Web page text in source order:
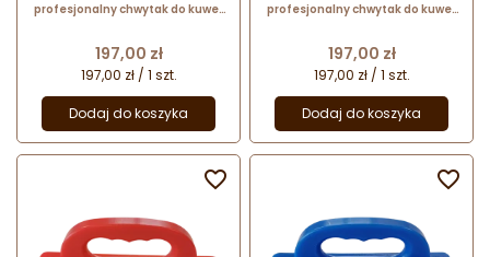
profesjonalny chwytak do kuwet
Cena
197,00 zł
197,00 zł / 1 szt.
Dodaj do koszyka
profesjonalny chwytak do kuwet
Cena
197,00 zł
197,00 zł / 1 szt.
Dodaj do koszyka
 